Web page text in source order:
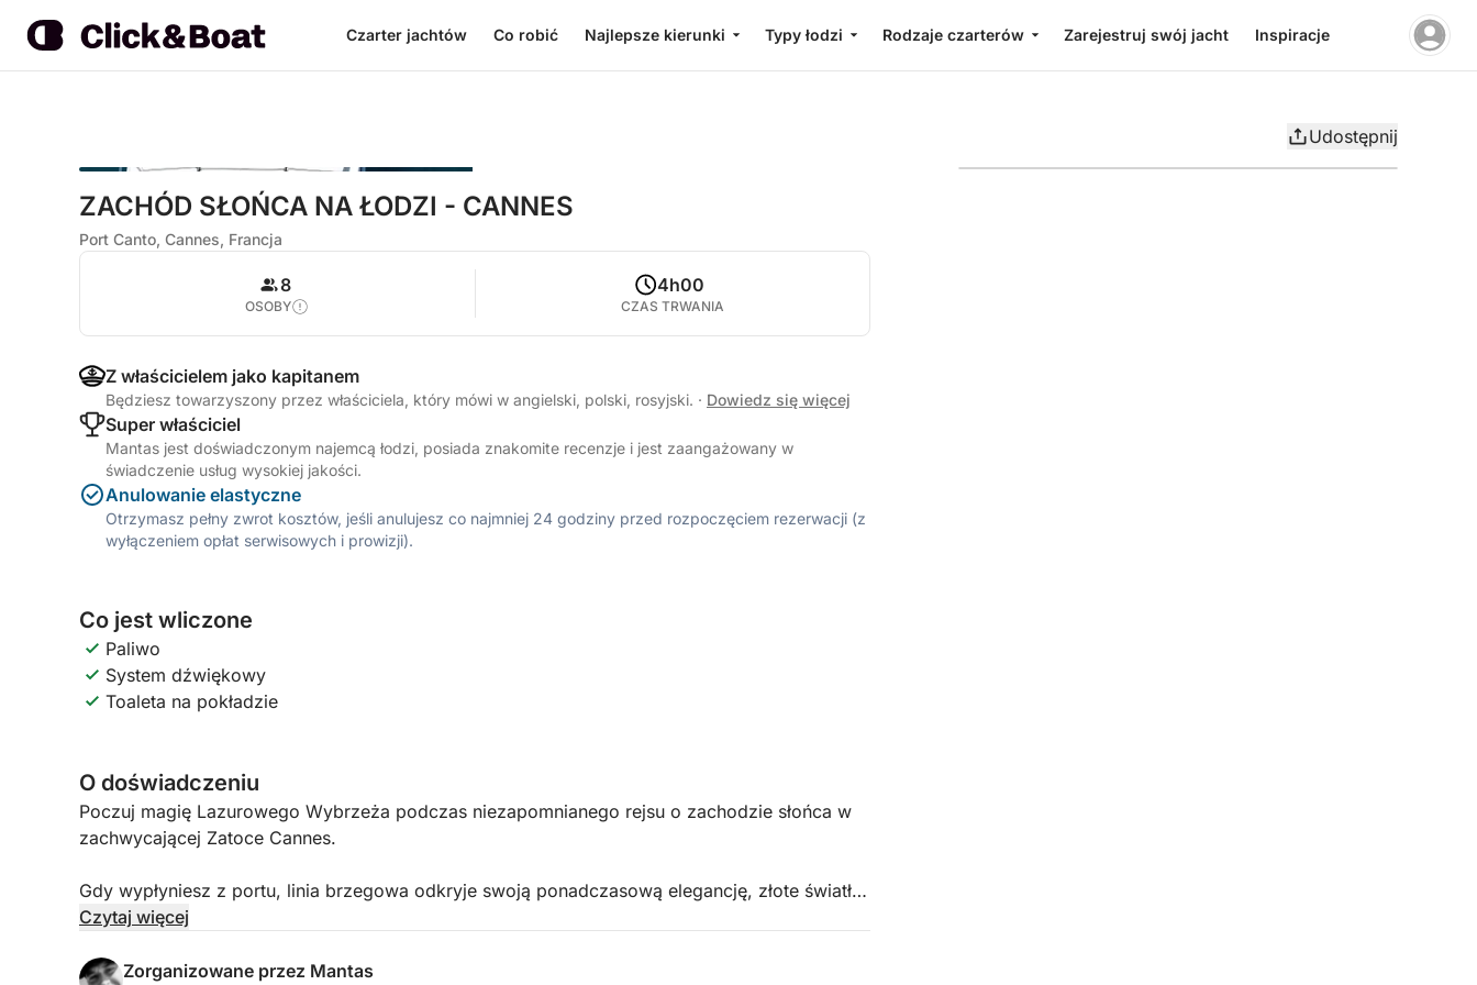
Czarter jachtów Co robić Najlepsze kierunki Typy łodzi Rodzaje czarterów Zarejestruj swój jacht Inspiracje
Udostępnij
ZACHÓD SŁOŃCA NA ŁODZI - CANNES
Port Canto, Cannes, Francja
8
OSOBY
4h00
CZAS TRWANIA
Z właścicielem jako kapitanem
Będziesz towarzyszony przez właściciela, który mówi w angielski, polski, rosyjski. · Dowiedz się więcej
Super właściciel
Mantas jest doświadczonym najemcą łodzi, posiada znakomite recenzje i jest zaangażowany w
świadczenie usług wysokiej jakości.
Anulowanie elastyczne
Otrzymasz pełny zwrot kosztów, jeśli anulujesz co najmniej 24 godziny przed rozpoczęciem rezerwacji (z
wyłączeniem opłat serwisowych i prowizji).
Co jest wliczone
Paliwo
System dźwiękowy
Toaleta na pokładzie
O doświadczeniu
Poczuj magię Lazurowego Wybrzeża podczas niezapomnianego rejsu o zachodzie słońca w
zachwycającej Zatoce Cannes.
Gdy wypłyniesz z portu, linia brzegowa odkryje swoją ponadczasową elegancję, złote światło
odbija się od wody, a miasto powoli przechodzi w wieczór. Atmosfera staje się spokojna i
delektowania się pięknem chwili.
Czytaj więcej
Zorganizowane przez Mantas